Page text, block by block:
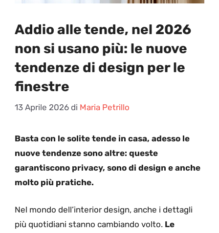
Addio alle tende, nel 2026
non si usano più: le nuove
tendenze di design per le
finestre
13 Aprile 2026 di Maria Petrillo
Basta con le solite tende in casa, adesso le
nuove tendenze sono altre: queste
garantiscono privacy, sono di design e anche
molto più pratiche.
Nel mondo dell’interior design, anche i dettagli
più quotidiani stanno cambiando volto. Le